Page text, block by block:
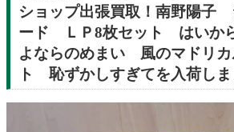
ショップ出張買取！南野陽
ード ＬＰ8枚セット はいか
よならのめまい 風のマドリ
ト 恥ずかしすぎてを入荷しま